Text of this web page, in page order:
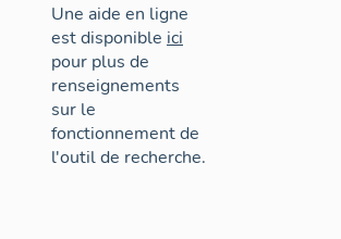
Une aide en ligne
est disponible ici
pour plus de
renseignements
sur le
fonctionnement de
l'outil de recherche.